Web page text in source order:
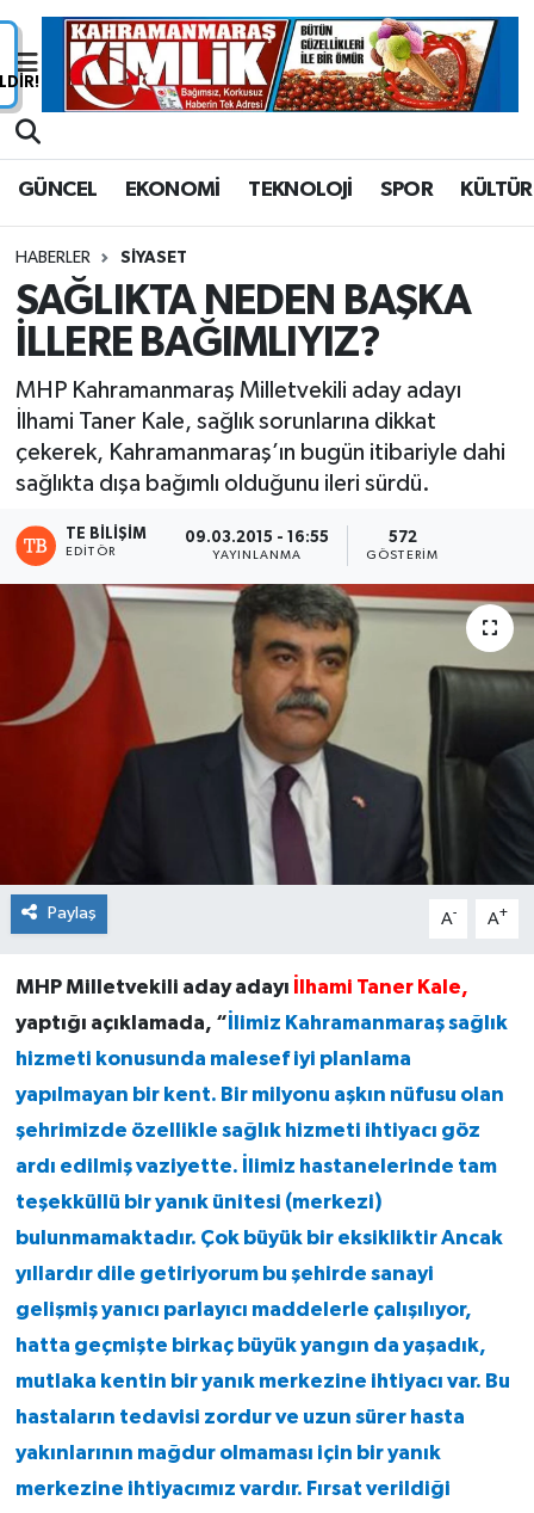
GÜNCEL EKONOMİ TEKNOLOJİ SPOR KÜLTÜR
HABERLER SİYASET
SAĞLIKTA NEDEN BAŞKA
İLLERE BAĞIMLIYIZ?
MHP Kahramanmaraş Milletvekili aday adayı
İlhami Taner Kale, sağlık sorunlarına dikkat
çekerek, Kahramanmaraş’ın bugün itibariyle dahi
sağlıkta dışa bağımlı olduğunu ileri sürdü.
TE BILIŞIM
EDITÖR
09.03.2015 - 16:55
YAYINLANMA
572
GÖSTERIM
Paylaş A- A+
MHP Milletvekili aday adayı
İlhami Taner Kale,
yaptığı açıklamada, “ İlimiz Kahramanmaraş sağlık
hizmeti konusunda malesef iyi planlama
yapılmayan bir kent. Bir milyonu aşkın nüfusu olan
şehrimizde özellikle sağlık hizmeti ihtiyacı göz
ardı edilmiş vaziyette. İlimiz hastanelerinde tam
teşekküllü bir yanık ünitesi (merkezi)
bulunmamaktadır. Çok büyük bir eksikliktir Ancak
yıllardır dile getiriyorum bu şehirde sanayi
gelişmiş yanıcı parlayıcı maddelerle çalışılıyor,
hatta geçmişte birkaç büyük yangın da yaşadık,
mutlaka kentin bir yanık merkezine ihtiyacı var. Bu
hastaların tedavisi zordur ve uzun sürer hasta
yakınlarının mağdur olmaması için bir yanık
merkezine ihtiyacımız vardır. Fırsat verildiği
Nöbetçi Eczaneler
Trafik Durumu
Süper Lig Puan Durumu ve Fikstür
Tüm Manşetler
Son Dakika Haberleri